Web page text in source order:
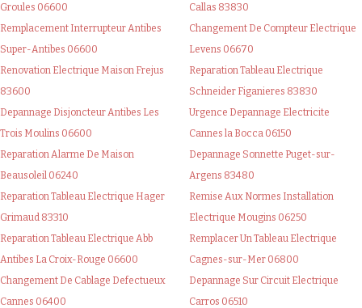
Groules 06600
Remplacement Interrupteur Antibes
Super-Antibes 06600
Renovation Electrique Maison Frejus
83600
Depannage Disjoncteur Antibes Les
Trois Moulins 06600
Reparation Alarme De Maison
Beausoleil 06240
Reparation Tableau Electrique Hager
Grimaud 83310
Reparation Tableau Electrique Abb
Antibes La Croix-Rouge 06600
Changement De Cablage Defectueux
Cannes 06400
Callas 83830
Changement De Compteur Electrique
Levens 06670
Reparation Tableau Electrique
Schneider Figanieres 83830
Urgence Depannage Electricite
Cannes la Bocca 06150
Depannage Sonnette Puget-sur-
Argens 83480
Remise Aux Normes Installation
Electrique Mougins 06250
Remplacer Un Tableau Electrique
Cagnes-sur-Mer 06800
Depannage Sur Circuit Electrique
Carros 06510